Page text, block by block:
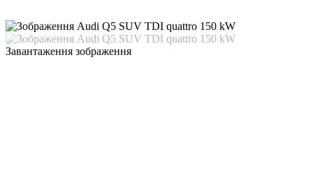
Завантаження зображення